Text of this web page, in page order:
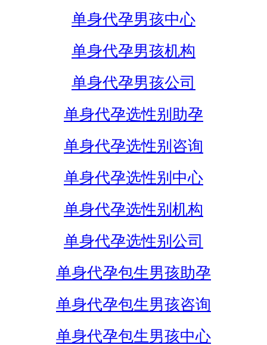
单身代孕男孩中心
单身代孕男孩机构
单身代孕男孩公司
单身代孕选性别助孕
单身代孕选性别咨询
单身代孕选性别中心
单身代孕选性别机构
单身代孕选性别公司
单身代孕包生男孩助孕
单身代孕包生男孩咨询
单身代孕包生男孩中心